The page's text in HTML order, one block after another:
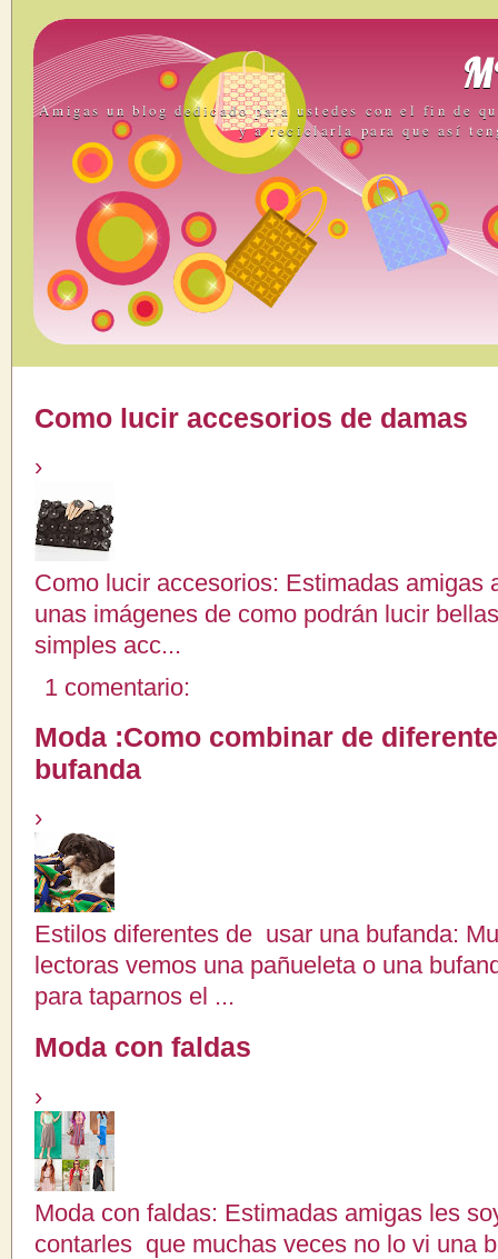
Amigas un blog dedicado para ustedes con el fin de
y a reciclarla para que así
Como lucir accesorios de damas
›
Como lucir accesorios: Estimadas amigas
unas imágenes de como podrán lucir
simples acc...
1 comentario:
Moda :Como combinar de
bufanda
›
Estilos diferentes de usar una bufanda:
lectoras vemos una pañueleta o una
para taparnos el ...
Moda con faldas
›
Moda con faldas: Estimadas amigas les
contarles que muchas veces no lo vi una